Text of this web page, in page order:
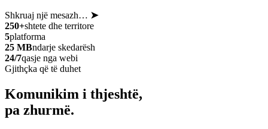
Shkruaj një mesazh… ➤
250+shtete dhe territore
5platforma
25 MBndarje skedarësh
24/7qasje nga webi
Gjithçka që të duhet
Komunikim i thjeshtë,
pa zhurmë.